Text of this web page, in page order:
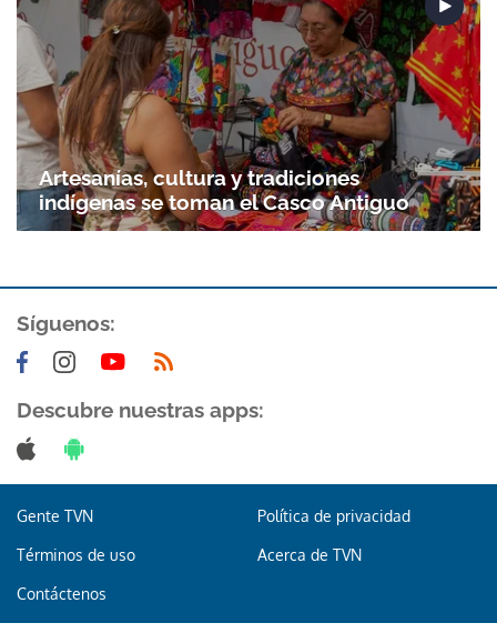
Gracias por suscribirte a nuestro boletín.
Artesanías, cultura y tradiciones
indígenas se toman el Casco Antiguo
Síguenos:
Descubre nuestras apps:
Gente TVN Política de privacidad
Términos de uso Acerca de TVN
Contáctenos